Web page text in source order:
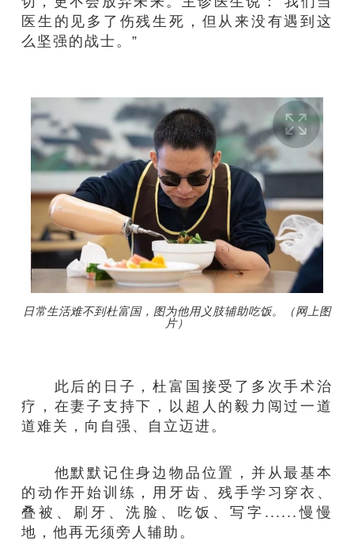
医生的见多了伤残生死，但从来没有遇到这
么坚强的战士。”
日常生活难不到杜富国，图为他用义肢辅助吃饭。（网上图
片）
此后的日子，杜富国接受了多次手术治
疗，在妻子支持下，以超人的毅力闯过一道
道难关，向自强、自立迈进。
他默默记住身边物品位置，并从最基本
的动作开始训练，用牙齿、残手学习穿衣、
叠被、刷牙、洗脸、吃饭、写字......慢慢
地，他再无须旁人辅助。